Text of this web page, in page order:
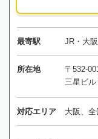
最寄駅 JR・大
所在地
〒532-
三星ビル
対応エリア 大阪、